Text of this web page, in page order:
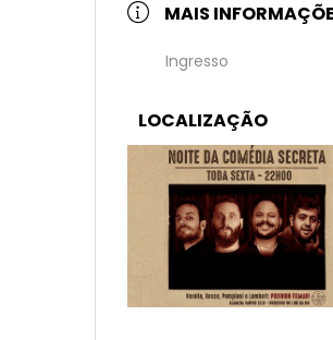
MAIS
Ingresso
LOCALIZAÇÃO